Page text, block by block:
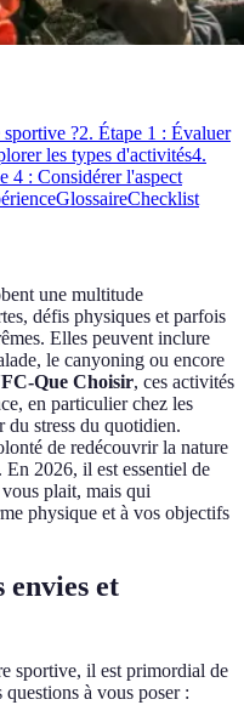
sportive ?2. Étape 1 : Évaluer
les types d'activités4.
4 : Considérer l'aspect
GlossaireChecklist
une multitude
défis physiques et parfois
Elles peuvent inclure
le canyoning ou encore
Que Choisir, ces activités
en particulier chez les
du stress du quotidien.
de redécouvrir la nature
En 2026, il est essentiel de
plait, mais qui
physique et à vos objectifs
envies et
sportive, il est primordial de
à vous poser :